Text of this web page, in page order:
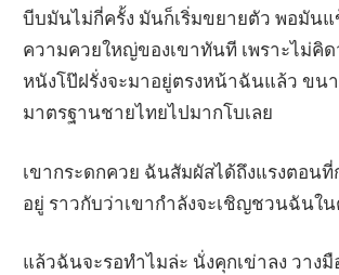
บีบมันไม่กี่ครั้ง มันก็เริ่มขยายตัว พอมัน
ความควยใหญ่ของเขาทันที เพราะไม่คิด
หนังโป๊ฝรั่งจะมาอยู่ตรงหน้าฉันแล้ว ขน
มาตรฐานชายไทยไปมากโบเลย
เขากระดกควย ฉันสัมผัสได้ถึงแรงตอนที่
อยู่ ราวกับว่าเขากำลังจะเชิญชวนฉันใ
แล้วฉันจะรอทำไมล่ะ นั่งคุกเข่าลง วาง